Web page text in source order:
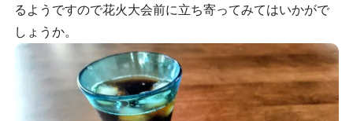
るようですので花火大会前に立ち寄ってみてはいかがで
しょうか。